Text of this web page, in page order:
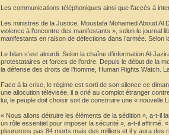
Les communications téléphoniques ainsi que l’accès à
Les ministres de la Justice, Moustafa Mohamed Aboud
violence à l’encontre des manifestants », selon le journal
manifestants en raison de défections dans l’armée.
Le bilan s’est alourdi. Selon la chaîne d’information Al-
protestataires et forces de l’ordre. Depuis le début de la
la défense des droits de l’homme, Human Rights Watch.
Face à la crise, le régime est sorti de son silence ce
une allocution télévisée, il a crié au complot étranger
lui, le peuple doit choisir soit de construire une « nouvelle
« Nous allons détruire les éléments de la sédition », a-t-il
un rôle essentiel pour imposer la sécurité », a-t-il affirmé.
pleurerons pas 84 morts mais des milliers et il y aura des